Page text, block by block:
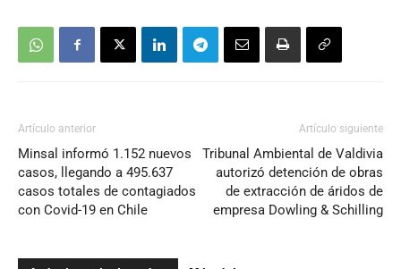
Artículo anterior
Minsal informó 1.152 nuevos
casos, llegando a 495.637
casos totales de contagiados
con Covid-19 en Chile
Artículo siguiente
Tribunal Ambiental de Valdivia
autorizó detención de obras
de extracción de áridos de
empresa Dowling & Schilling